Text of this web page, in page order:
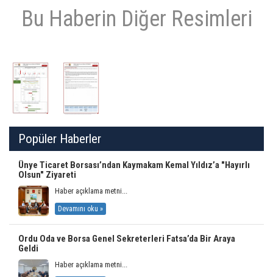
Bu Haberin Diğer Resimleri
Popüler Haberler
Ünye Ticaret Borsası’ndan Kaymakam Kemal Yıldız’a "Hayırlı
Olsun" Ziyareti
Haber açıklama metni...
Devamını oku »
Ordu Oda ve Borsa Genel Sekreterleri Fatsa’da Bir Araya
Geldi
Haber açıklama metni...